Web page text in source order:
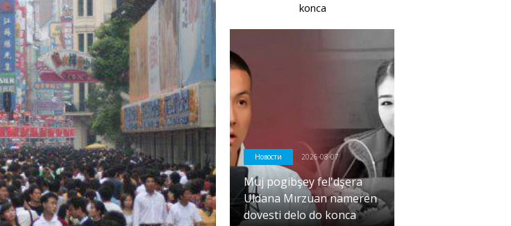
konca
Новости 2026-08-07
Muj pogibşey fel'dşera
Uldana Mırzuan nameren
dovesti delo do konca